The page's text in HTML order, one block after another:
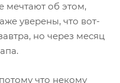
мечтают об этом,
уверены, что вот-
но через месяц
что некому